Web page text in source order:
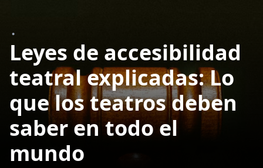
•
Leyes de accesibilidad
teatral explicadas: Lo
que los teatros deben
saber en todo el
mundo